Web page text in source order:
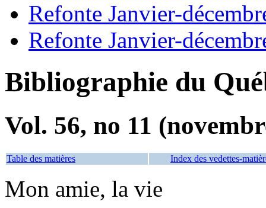
Refonte Janvier-
Refonte Janvier-
Bibliographie du
Vol. 56, no 11
Table des matières Index des vedettes-
Mon amie, la vie